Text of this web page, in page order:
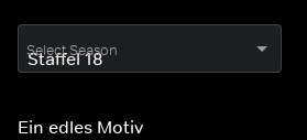
Select Season
Ein edles Motiv